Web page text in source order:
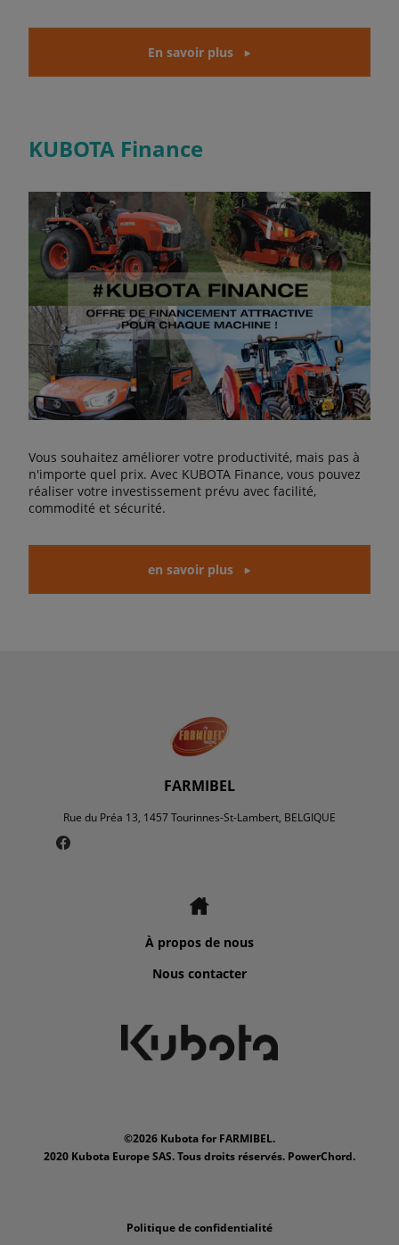
En savoir plus
KUBOTA Finance
Vous souhaitez améliorer votre productivité, mais pas à
n'importe quel prix. Avec KUBOTA Finance, vous pouvez
réaliser votre investissement prévu avec facilité,
commodité et sécurité.
en savoir plus
FARMIBEL
Rue du Préa 13, 1457 Tourinnes-St-Lambert, BELGIQUE
À propos de nous
Nous contacter
©2026 Kubota for FARMIBEL.
2020 Kubota Europe SAS. Tous droits réservés. PowerChord.
Politique de confidentialité